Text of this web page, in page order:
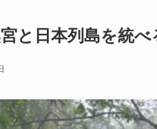
と日本列島を統べ